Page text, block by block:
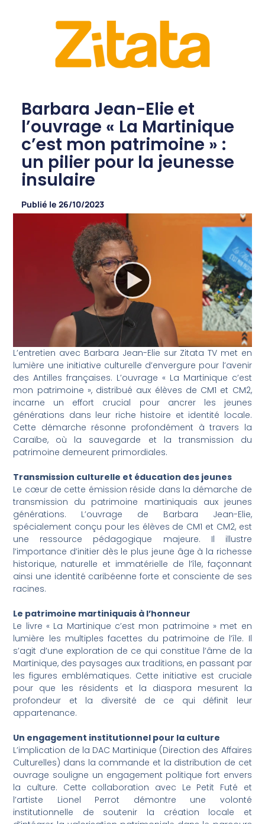
Barbara Jean-Elie et
l’ouvrage « La Martinique
c’est mon patrimoine » :
un pilier pour la jeunesse
insulaire
Publié le 26/10/2023
L’entretien avec Barbara Jean-Elie sur Zitata TV met en
lumière une initiative culturelle d’envergure pour l’avenir
des Antilles françaises. L’ouvrage « La Martinique c’est
mon patrimoine », distribué aux élèves de CM1 et CM2,
incarne un effort crucial pour ancrer les jeunes
générations dans leur riche histoire et identité locale.
Cette démarche résonne profondément à travers la
Caraïbe, où la sauvegarde et la transmission du
patrimoine demeurent primordiales.
Transmission culturelle et éducation des jeunes
Le cœur de cette émission réside dans la démarche de
transmission du patrimoine martiniquais aux jeunes
générations. L’ouvrage de Barbara Jean-Elie,
spécialement conçu pour les élèves de CM1 et CM2, est
une ressource pédagogique majeure. Il illustre
l’importance d’initier dès le plus jeune âge à la richesse
historique, naturelle et immatérielle de l’île, façonnant
ainsi une identité caribéenne forte et consciente de ses
racines.
Le patrimoine martiniquais à l’honneur
Le livre « La Martinique c’est mon patrimoine » met en
lumière les multiples facettes du patrimoine de l’île. Il
s’agit d’une exploration de ce qui constitue l’âme de la
Martinique, des paysages aux traditions, en passant par
les figures emblématiques. Cette initiative est cruciale
pour que les résidents et la diaspora mesurent la
profondeur et la diversité de ce qui définit leur
appartenance.
Un engagement institutionnel pour la culture
L’implication de la DAC Martinique (Direction des Affaires
Culturelles) dans la commande et la distribution de cet
ouvrage souligne un engagement politique fort envers
la culture. Cette collaboration avec Le Petit Futé et
l’artiste Lionel Perrot démontre une volonté
institutionnelle de soutenir la création locale et